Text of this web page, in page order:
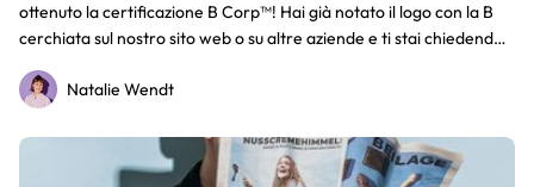
ottenuto la certificazione B Corp™! Hai già notato il logo con la B
cerchiata sul nostro sito web o su altre aziende e ti stai chiedendo
significa per noi come azienda!
Natalie Wendt